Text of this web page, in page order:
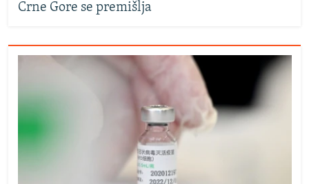
Crne Gore se premišlja